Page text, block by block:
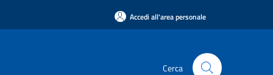
Accedi all'area personale
Cerca